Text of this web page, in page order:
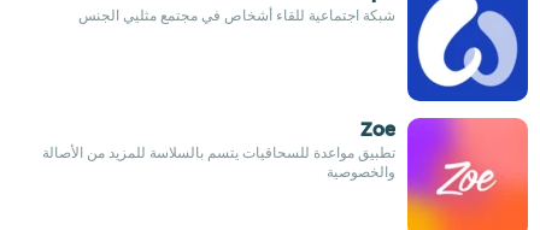
شبكة اجتماعية للقاء أشخاص في مجتمع مثليي الجنس
Zoe
تطبيق مواعدة للسحاقيات يتسم بالسلاسة للمزيد من الأصالة
والخصوصية